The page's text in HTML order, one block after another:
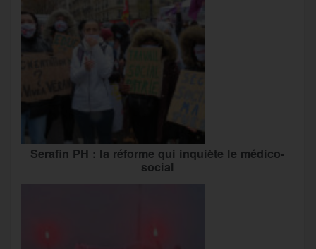
Serafin PH : la réforme qui inquiète le médico-
social